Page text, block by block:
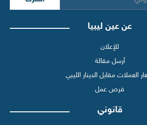
عن عين ليبيا
للإعلان
أرسل مقالة
العملات مقابل الدينار الليبي
فرص عمل
قانوني